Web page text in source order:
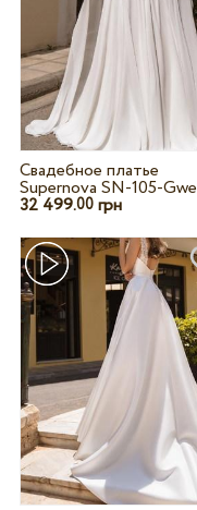
Свадебное платье
Supernova SN-105-
32 499.00грн